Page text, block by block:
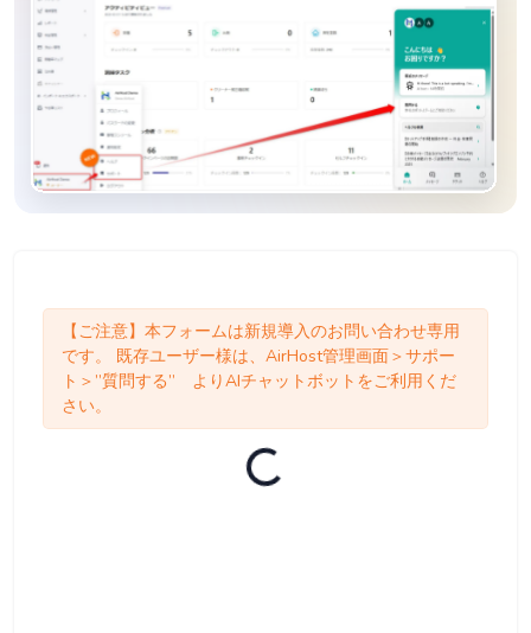
【ご注意】本フォームは新規導入のお問い合わせ専用
です。 既存ユーザー様は、AirHost管理画面＞サポー
ト＞”質問する” よりAIチャットボットをご利用くだ
さい。